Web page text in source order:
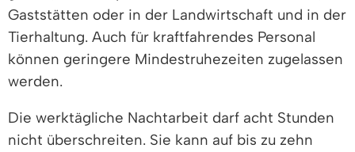
Gaststätten oder in der Landwirtschaft und in der
Tierhaltung. Auch für kraftfahrendes Personal
können geringere Mindestruhezeiten zugelassen
werden.
Die werktägliche Nachtarbeit darf acht Stunden
nicht überschreiten. Sie kann auf bis zu zehn